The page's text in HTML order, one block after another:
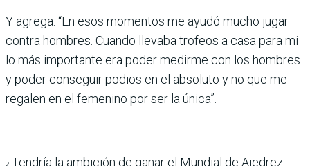
Y agrega: “En esos momentos me ayudó mucho jugar
contra hombres. Cuando llevaba trofeos a casa para mi
lo más importante era poder medirme con los hombres
y poder conseguir podios en el absoluto y no que me
regalen en el femenino por ser la única”.
¿Tendría la ambición de ganar el Mundial de Ajedrez